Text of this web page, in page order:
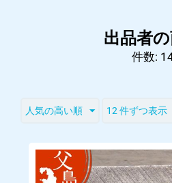
ご注文は24時間受け付けております
※お問い合わせには2～3営業日内
※営業時間外のお問い合わせに関し
ます。
出品者
件数:
人気の高い順 12 件ずつ表示